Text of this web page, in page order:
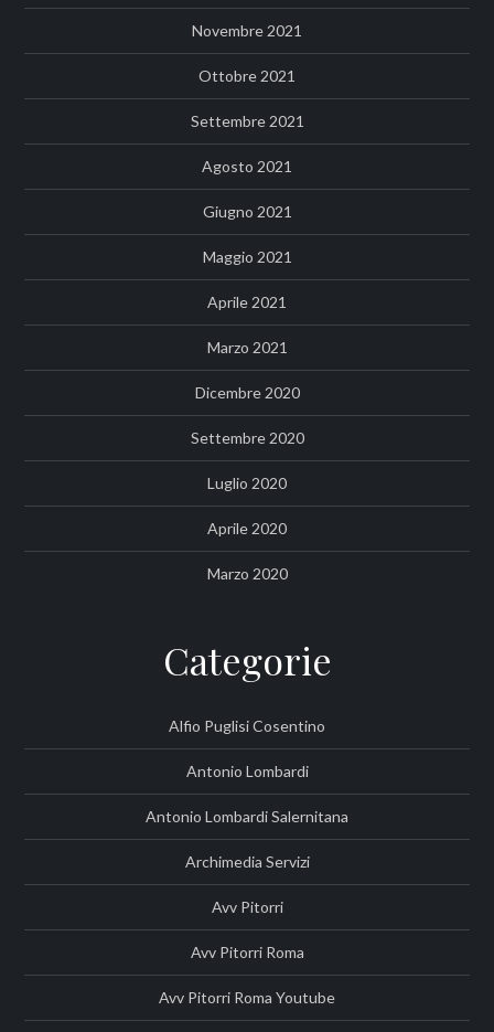
Novembre 2021
Ottobre 2021
Settembre 2021
Agosto 2021
Giugno 2021
Maggio 2021
Aprile 2021
Marzo 2021
Dicembre 2020
Settembre 2020
Luglio 2020
Aprile 2020
Marzo 2020
Categorie
Alfio Puglisi Cosentino
Antonio Lombardi
Antonio Lombardi Salernitana
Archimedia Servizi
Avv Pitorri
Avv Pitorri Roma
Avv Pitorri Roma Youtube